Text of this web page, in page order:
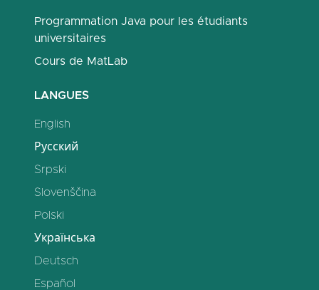
Programmation Java pour les étudiants
universitaires
Cours de MatLab
LANGUES
English
Русский
Srpski
Slovenščina
Polski
Українська
Deutsch
Español